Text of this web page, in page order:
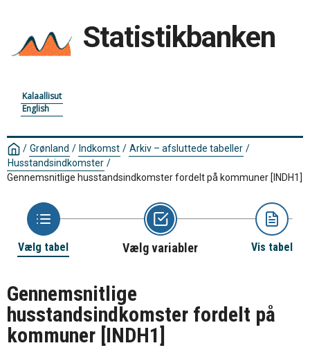
Statistikbanken
Kalaallisut
English
/ Grønland / Indkomst / Arkiv – afsluttede tabeller /
Husstandsindkomster /
Gennemsnitlige husstandsindkomster fordelt på kommuner [INDH1]
Vælg tabel Vælg variabler Vis tabel
Gennemsnitlige
husstandsindkomster fordelt på
kommuner [INDH1]